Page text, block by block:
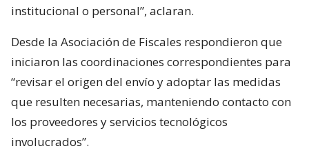
institucional o personal”, aclaran.
Desde la Asociación de Fiscales respondieron que
iniciaron las coordinaciones correspondientes para
“revisar el origen del envío y adoptar las medidas
que resulten necesarias, manteniendo contacto con
los proveedores y servicios tecnológicos
involucrados”.